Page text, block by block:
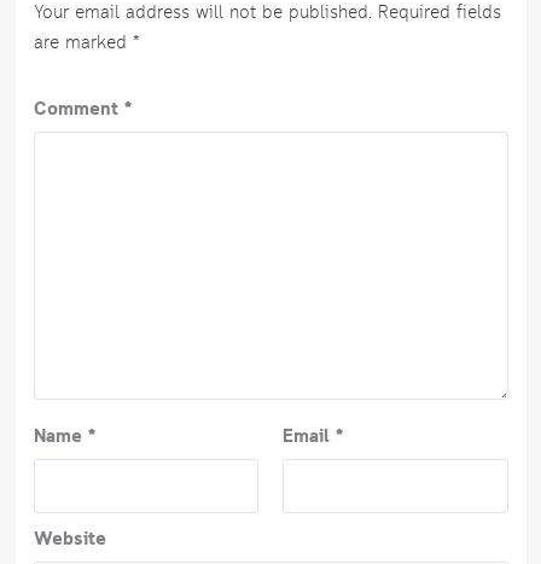
Your email address will not be published. Required fields
are marked *
Comment *
Name * Email *
Website